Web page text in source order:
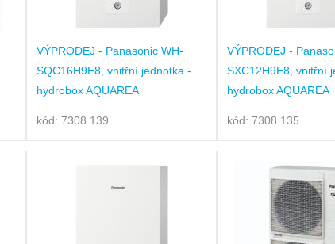
VÝPRODEJ - Panasonic WH-
SQC16H9E8, vnitřní jednotka -
hydrobox AQUAREA
kód: 7308.139
VÝPRODEJ -
SXC12H9E8, vnitřní
hydrobox AQUAREA
kód: 7308.135